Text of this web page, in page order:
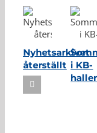
Nyhetsarkivet
återställt i KB-